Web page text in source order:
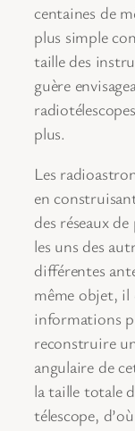
centaines de
plus simple
taille des
guère
plus.
Les
en
des réseaux
les uns des
différentes
même objet, il
informations
reconstruire
angulaire de
la taille totale
télescope,